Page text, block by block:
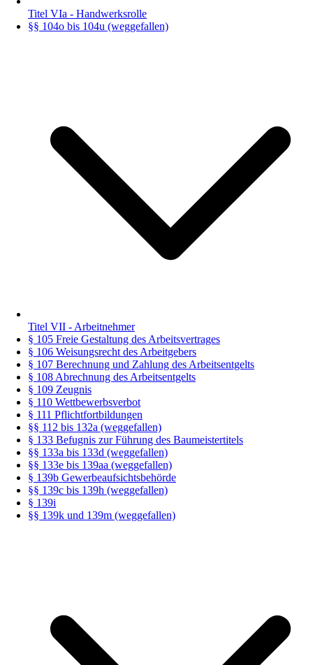
Titel VIa - Handwerksrolle
§§ 104o bis 104u (weggefallen)
Titel VII - Arbeitnehmer
§ 105 Freie Gestaltung des Arbeitsvertrages
§ 106 Weisungsrecht des Arbeitgebers
§ 107 Berechnung und Zahlung des Arbeitsentgelts
§ 108 Abrechnung des Arbeitsentgelts
§ 109 Zeugnis
§ 110 Wettbewerbsverbot
§ 111 Pflichtfortbildungen
§§ 112 bis 132a (weggefallen)
§ 133 Befugnis zur Führung des Baumeistertitels
§§ 133a bis 133d (weggefallen)
§§ 133e bis 139aa (weggefallen)
§ 139b Gewerbeaufsichtsbehörde
§§ 139c bis 139h (weggefallen)
§ 139i
§§ 139k und 139m (weggefallen)